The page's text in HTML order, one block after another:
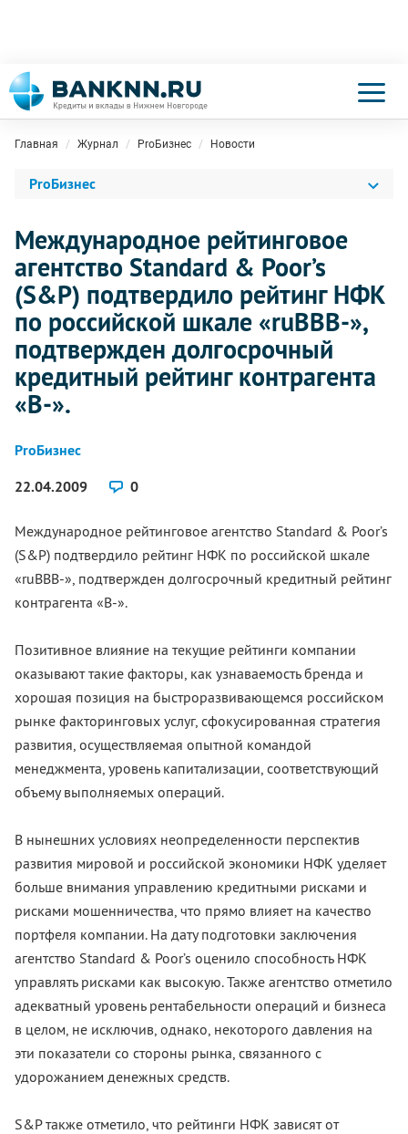
Главная Журнал ProБизнес Новости
ProБизнес
Международное рейтинговое
агентство Standard & Poor’s
(S&P) подтвердило рейтинг НФК
по российской шкале «ruBBB-»,
подтвержден долгосрочный
кредитный рейтинг контрагента
«В-».
ProБизнес
22.04.2009
0
Международное рейтинговое агентство Standard & Poor’s
(S&P) подтвердило рейтинг НФК по российской шкале
«ruBBB-», подтвержден долгосрочный кредитный рейтинг
контрагента «В-».
Позитивное влияние на текущие рейтинги компании
оказывают такие факторы, как узнаваемость бренда и
хорошая позиция на быстроразвивающемся российском
рынке факторинговых услуг, сфокусированная стратегия
развития, осуществляемая опытной командой
менеджмента, уровень капитализации, соответствующий
объему выполняемых операций.
В нынешних условиях неопределенности перспектив
развития мировой и российской экономики НФК уделяет
больше внимания управлению кредитными рисками и
рисками мошенничества, что прямо влияет на качество
портфеля компании. На дату подготовки заключения
агентство Standard & Poor’s оценило способность НФК
управлять рисками как высокую. Также агентство отметило
адекватный уровень рентабельности операций и бизнеса
в целом, не исключив, однако, некоторого давления на
эти показатели со стороны рынка, связанного с
удорожанием денежных средств.
S&P также отметило, что рейтинги НФК зависят от